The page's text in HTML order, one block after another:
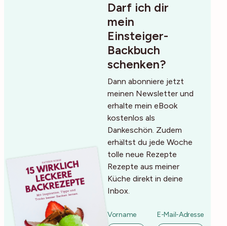
Darf ich dir
mein
Einsteiger-
Backbuch
schenken?
Dann abonniere jetzt
meinen Newsletter und
erhalte mein eBook
kostenlos als
Dankeschön. Zudem
erhältst du jede Woche
tolle neue Rezepte
Rezepte aus meiner
Küche direkt in deine
Inbox.
Vorname E-Mail-Adresse